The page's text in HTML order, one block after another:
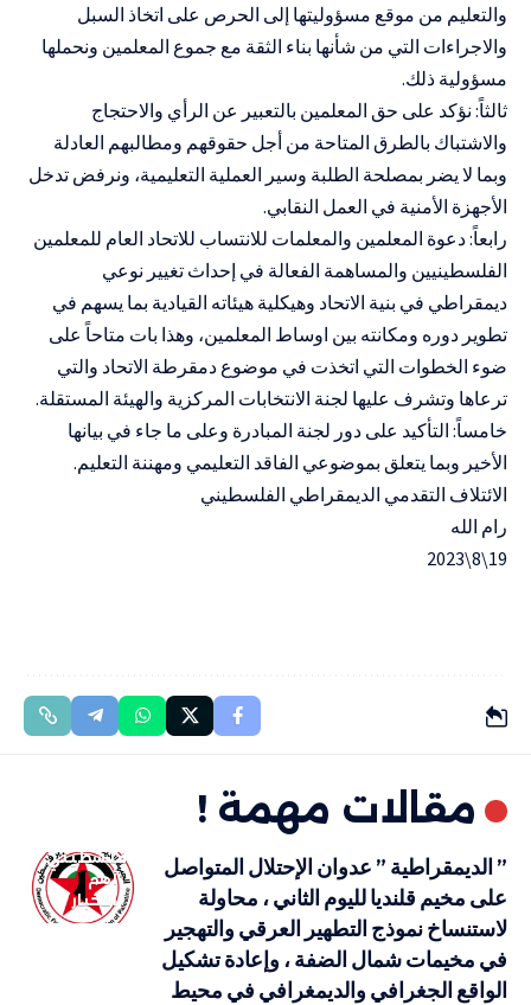
والتعليم من موقع مسؤوليتها إلى الحرص على اتخاذ السبل
والاجراءات التي من شأنها بناء الثقة مع جموع المعلمين ونحملها
مسؤولية ذلك.
ثالثاً: نؤكد على حق المعلمين بالتعبير عن الرأي والاحتجاج
والاشتباك بالطرق المتاحة من أجل حقوقهم ومطالبهم العادلة
وبما لا يضر بمصلحة الطلبة وسير العملية التعليمية، ونرفض تدخل
الأجهزة الأمنية في العمل النقابي.
رابعاً: دعوة المعلمين والمعلمات للانتساب للاتحاد العام للمعلمين
الفلسطينيين والمساهمة الفعالة في إحداث تغيير نوعي
ديمقراطي في بنية الاتحاد وهيكلية هيئاته القيادية بما يسهم في
تطوير دوره ومكانته بين اوساط المعلمين، وهذا بات متاحاً على
ضوء الخطوات التي اتخذت في موضوع دمقرطة الاتحاد والتي
ترعاها وتشرف عليها لجنة الانتخابات المركزية والهيئة المستقلة.
خامساً: التأكيد على دور لجنة المبادرة وعلى ما جاء في بيانها
الأخير وبما يتعلق بموضوعي الفاقد التعليمي ومهننة التعليم.
الائتلاف التقدمي الديمقراطي الفلسطيني
رام الله
19\8\2023
مقالات مهمة !
فلسطيني
أهم
الاخبار
” الديمقراطية ” عدوان الإحتلال المتواصل
على مخيم قلنديا لليوم الثاني ، محاولة
لاستنساخ نموذج التطهير العرقي والتهجير
في مخيمات شمال الضفة ، وإعادة تشكيل
الواقع الجغرافي والديمغرافي في محيط